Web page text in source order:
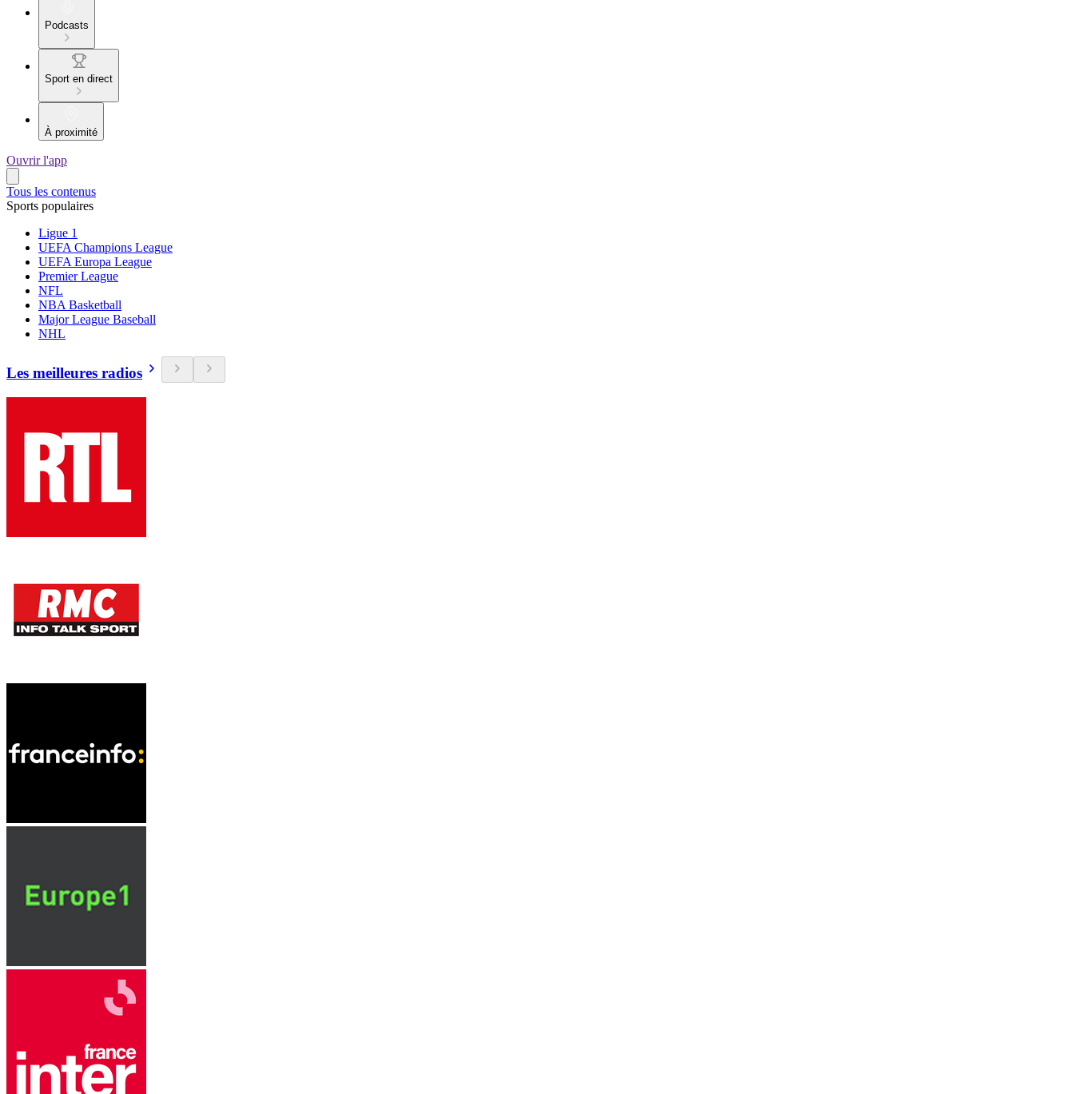
Podcasts
Sport en direct
À proximité
Ouvrir l'app
Tous les contenus
Sports populaires
Ligue 1
UEFA Champions League
UEFA Europa League
Premier League
NFL
NBA Basketball
Major League Baseball
NHL
Les meilleures radios